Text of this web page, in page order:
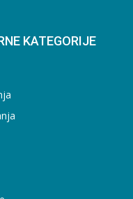
KATEGORIJE